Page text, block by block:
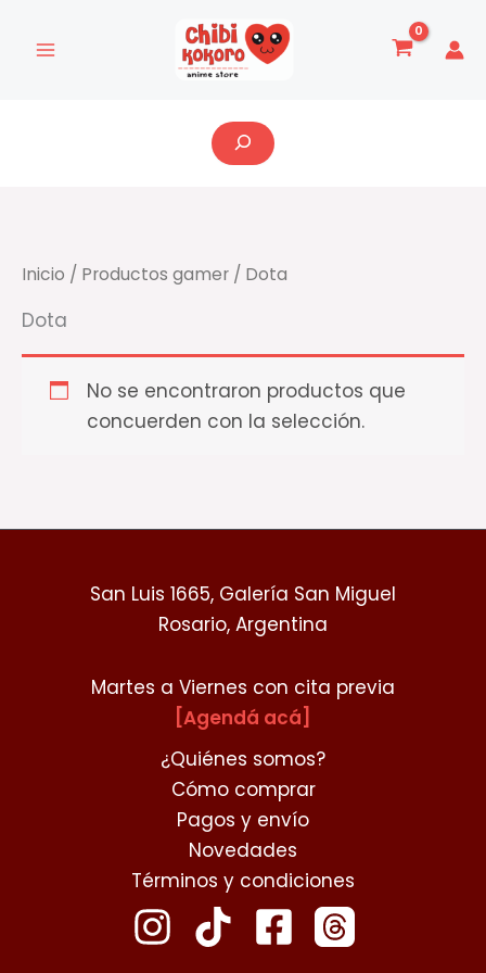
Inicio / Productos gamer / Dota
Dota
No se encontraron productos que
concuerden con la selección.
San Luis 1665, Galería San Miguel
Rosario, Argentina
Martes a Viernes con cita previa
[Agendá acá]
¿Quiénes somos?
Cómo comprar
Pagos y envío
Novedades
Términos y condiciones